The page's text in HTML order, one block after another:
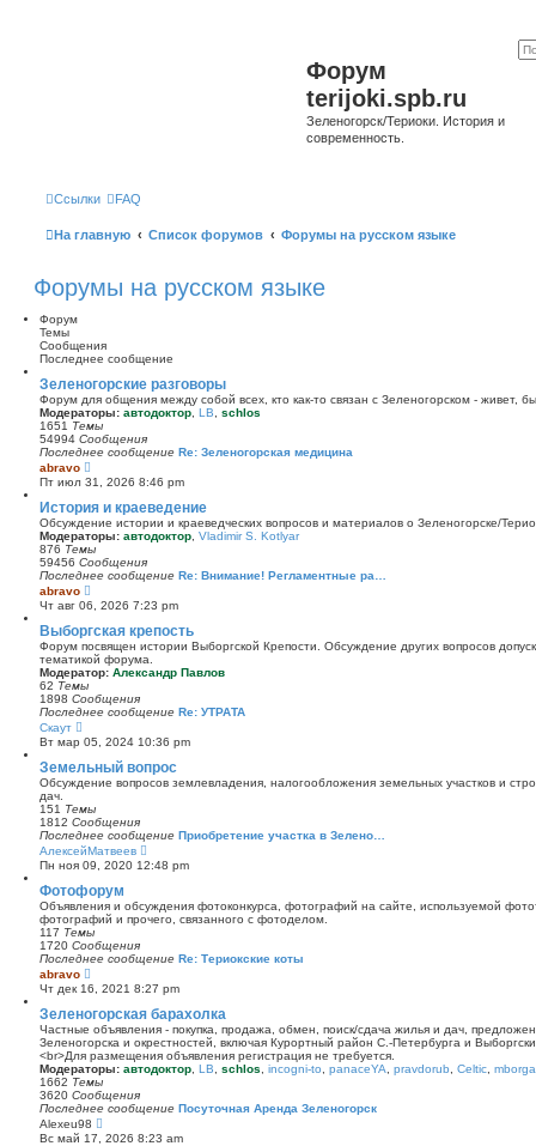
Форум
terijoki.spb.ru
Зеленогорск/Териоки. История и
современность.
Ссылки FAQ
На главную Список форумов Форумы на русском языке
Форумы на русском языке
Форум
Темы
Сообщения
Последнее сообщение
Зеленогорские разговоры
Форум для общения между собой всех, кто как-то связан с Зеленогорском - живет,
Модераторы: автодоктор LB
schlos
1651 Темы
54994 Сообщения
Последнее сообщение Re: Зеленогорская медицина
abravo
е
р
е
й
т
и
к
п
о
л
д
н
е
м
с
о
б
е
н
ю
Пт июл 31, 2026 8:46 pm
История и краеведение
Обсуждение истории и краеведческих вопросов и материалов о Зеленогорске/
Модераторы: автодоктор Vladimir S. Kotlyar
876 Темы
59456 Сообщения
Последнее сообщение Re: Внимание! Регламентные ра…
abravo
е
р
е
й
т
и
к
о
с
е
н
е
у
с
о
о
б
е
н
и
ю
Чт авг 06, 2026 7:23 pm
Выборгская крепость
Форум посвящен истории Выборгской Крепости. Обсуждение других вопросов
тематикой форума.
Модератор: Александр Павлов
62 Темы
1898 Сообщения
Последнее сообщение Re: УТРАТА
Скаут
е
р
е
й
т
к
п
о
с
л
д
н
е
м
у
с
о
о
щ
е
н
и
ю
Вт мар 05, 2024 10:36 pm
Земельный вопрос
Обсуждение вопросов землевладения, налогообложения земельных участков и
дач.
151 Темы
1812 Сообщения
Последнее сообщение Приобретение участка в Зелено…
АлексейМатвеев
е
р
т
и
о
л
д
н
е
м
у
о
щ
Пн ноя 09, 2020 12:48 pm
Фотофорум
Объявления и обсуждения фотоконкурса, фотографий на сайте, используемой
фотографий и прочего, связанного с фотоделом.
117 Темы
1720 Сообщения
Последнее сообщение Re: Териокские коты
abravo
е
р
е
й
т
и
к
п
о
с
л
е
д
Чт дек 16, 2021 8:27 pm
Зеленогорская барахолка
Частные объявления - покупка, продажа, обмен, поиск/сдача жилья и дач,
Зеленогорска и окрестностей, включая Курортный район С.-Петербурга и
<br>Для размещения объявления регистрация не требуется.
Модераторы: автодоктор LB schlos incogni-to panaceYA pravdorub Celtic
1662 Темы
3620 Сообщения
Последнее сообщение Посуточная Аренда Зеленогорск
Alexeu98
е
Вс май 17, 2026 8:23 am